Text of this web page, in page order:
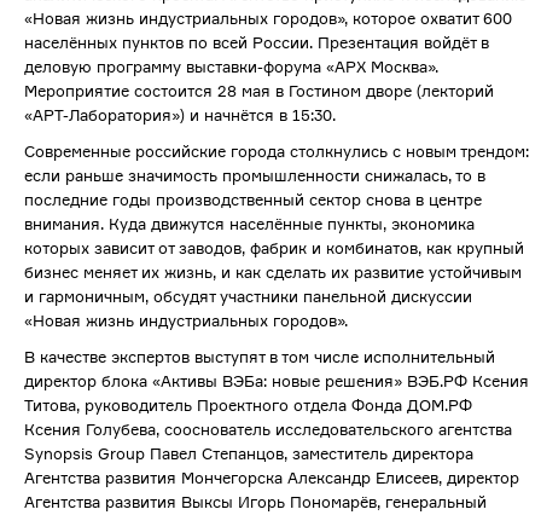
«Новая жизнь индустриальных городов», которое охватит 600
населённых пунктов по всей России. Презентация войдёт в
деловую программу выставки-форума «АРХ Москва».
Мероприятие состоится 28 мая в Гостином дворе (лекторий
«АРТ-Лаборатория») и начнётся в 15:30.
Современные российские города столкнулись с новым трендом:
если раньше значимость промышленности снижалась, то в
последние годы производственный сектор снова в центре
внимания. Куда движутся населённые пункты, экономика
которых зависит от заводов, фабрик и комбинатов, как крупный
бизнес меняет их жизнь, и как сделать их развитие устойчивым
и гармоничным, обсудят участники панельной дискуссии
«Новая жизнь индустриальных городов».
В качестве экспертов выступят в том числе исполнительный
директор блока «Активы ВЭБа: новые решения» ВЭБ.РФ Ксения
Титова, руководитель Проектного отдела Фонда ДОМ.РФ
Ксения Голубева, сооснователь исследовательского агентства
Synopsis Group Павел Степанцов, заместитель директора
Агентства развития Мончегорска Александр Елисеев, директор
Агентства развития Выксы Игорь Пономарёв, генеральный